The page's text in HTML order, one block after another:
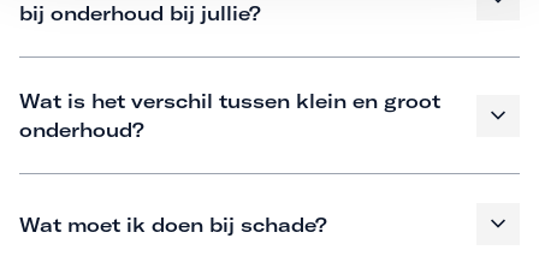
bij onderhoud bij jullie?
Wat is het verschil tussen klein en groot
onderhoud?
Wat moet ik doen bij schade?